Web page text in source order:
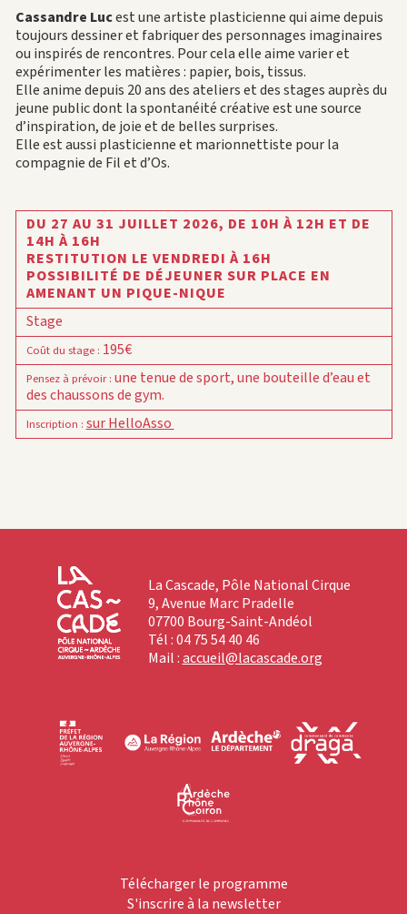
Cassandre Lucest une artiste plasticienne qui aime depuis
toujours dessiner et fabriquer des personnages imaginaires
ou inspirés de rencontres. Pour cela elle aime varier et
expérimenter les matières : papier, bois, tissus.
Elle anime depuis 20 ans des ateliers et des stages auprès du
jeune public dont la spontanéité créative est une source
d’inspiration, de joie et de belles surprises.
Elle est aussi plasticienne et marionnettiste pour la
compagnie de Fil et d’Os.
DU 27 AU 31 JUILLET 2026, DE 10H À 12H ET DE
14H À 16H
RESTITUTION LE VENDREDI À 16H
POSSIBILITÉ DE DÉJEUNER SUR PLACE EN
AMENANT UN PIQUE-NIQUE
Stage
Coût du stage: 195€
Pensez à prévoir: une tenue de sport, une bouteille d’eau et
des chaussons de gym.
Inscription : sur HelloAsso
La Cascade, Pôle National Cirque
9, Avenue Marc Pradelle
07700 Bourg-Saint-Andéol
Tél : 04 75 54 40 46
Mail :accueil@lacascade.org
Télécharger le programme
S'inscrire à la newsletter